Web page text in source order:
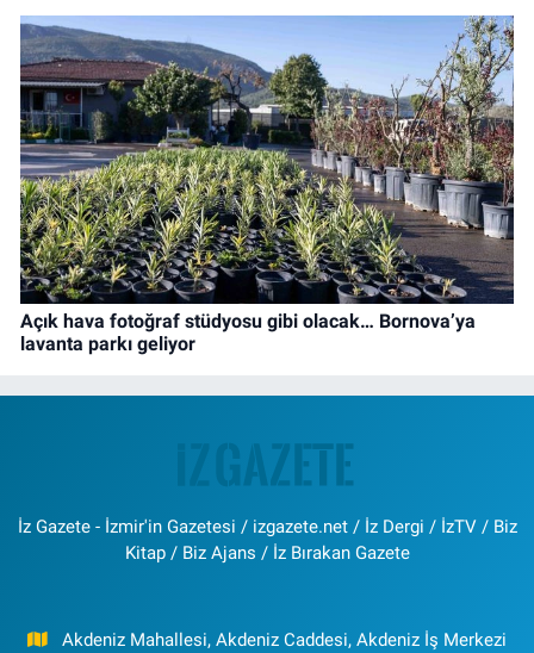
Açık hava fotoğraf stüdyosu gibi olacak… Bornova’ya
lavanta parkı geliyor
İz Gazete - İzmir'in Gazetesi / izgazete.net / İz Dergi / İzTV / Biz
Kitap / Biz Ajans / İz Bırakan Gazete
Akdeniz Mahallesi, Akdeniz Caddesi, Akdeniz İş Merkezi